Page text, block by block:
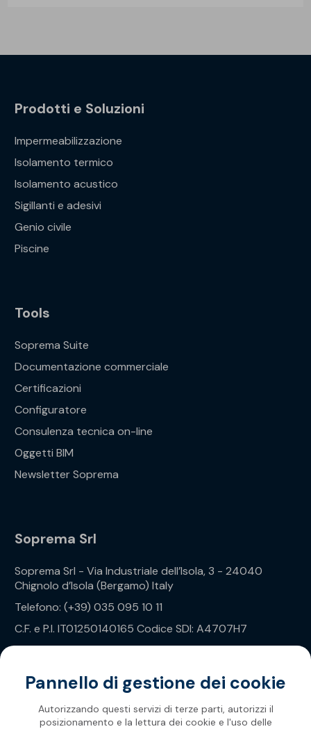
Prodotti e Soluzioni
Impermeabilizzazione
Isolamento termico
Isolamento acustico
Sigillanti e adesivi
Genio civile
Piscine
Tools
Soprema Suite
Documentazione commerciale
Certificazioni
Configuratore
Consulenza tecnica on-line
Oggetti BIM
Newsletter Soprema
Soprema Srl
Soprema Srl - Via Industriale dell’Isola, 3 - 24040
Chignolo d’Isola (Bergamo) Italy
Telefono: (+39) 035 095 10 11
C.F. e P.I. IT01250140165 Codice SDI: A4707H7
Privacy Policy
Pannello di gestione dei cookie
Autorizzando questi servizi di terze parti, autorizzi il
posizionamento e la lettura dei cookie e l'uso delle